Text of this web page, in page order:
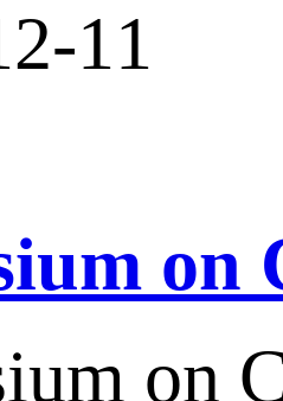
11
on
on